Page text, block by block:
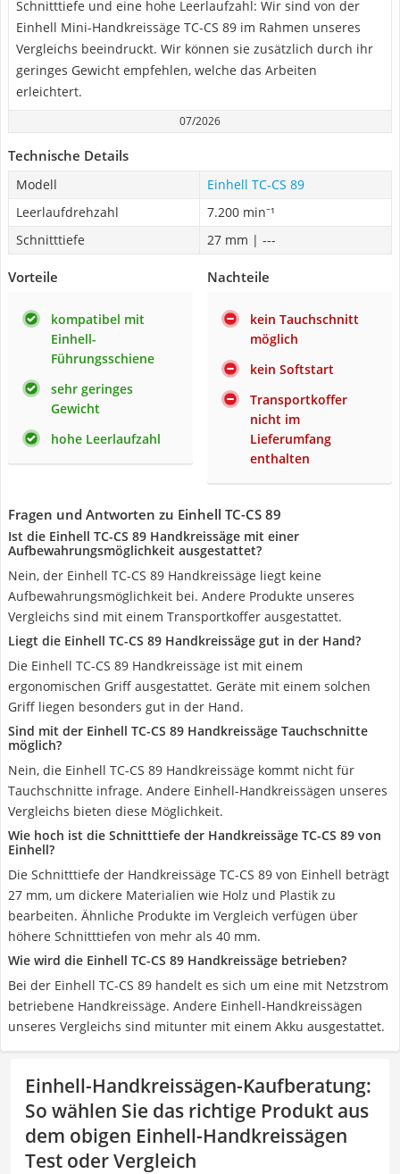
Schnitttiefe und eine hohe Leerlaufzahl: Wir sind von der
Einhell Mini-Handkreissäge TC-CS 89 im Rahmen unseres
Vergleichs beeindruckt. Wir können sie zusätzlich durch ihr
geringes Gewicht empfehlen, welche das Arbeiten
erleichtert.
07/2026
Technische Details
Modell
Einhell TC-CS 89
Leerlaufdrehzahl
7.200 min⁻¹
Schnitttiefe
27 mm | ---
Vorteile
kompatibel mit
Einhell-
Führungsschiene
sehr geringes
Gewicht
hohe Leerlaufzahl
Nachteile
kein Tauchschnitt
möglich
kein Softstart
Transportkoffer
nicht im
Lieferumfang
enthalten
Fragen und Antworten zu Einhell TC-CS 89
Ist die Einhell TC-CS 89 Handkreissäge mit einer
Aufbewahrungsmöglichkeit ausgestattet?
Nein, der Einhell TC-CS 89 Handkreissäge liegt keine
Aufbewahrungsmöglichkeit bei. Andere Produkte unseres
Vergleichs sind mit einem Transportkoffer ausgestattet.
Liegt die Einhell TC-CS 89 Handkreissäge gut in der Hand?
Die Einhell TC-CS 89 Handkreissäge ist mit einem
ergonomischen Griff ausgestattet. Geräte mit einem solchen
Griff liegen besonders gut in der Hand.
Sind mit der Einhell TC-CS 89 Handkreissäge Tauchschnitte
möglich?
Nein, die Einhell TC-CS 89 Handkreissäge kommt nicht für
Tauchschnitte infrage. Andere Einhell-Handkreissägen unseres
Vergleichs bieten diese Möglichkeit.
Wie hoch ist die Schnitttiefe der Handkreissäge TC-CS 89 von
Einhell?
Die Schnitttiefe der Handkreissäge TC-CS 89 von Einhell beträgt
27 mm, um dickere Materialien wie Holz und Plastik zu
bearbeiten. Ähnliche Produkte im Vergleich verfügen über
höhere Schnitttiefen von mehr als 40 mm.
Wie wird die Einhell TC-CS 89 Handkreissäge betrieben?
Bei der Einhell TC-CS 89 handelt es sich um eine mit Netzstrom
betriebene Handkreissäge. Andere Einhell-Handkreissägen
unseres Vergleichs sind mitunter mit einem Akku ausgestattet.
Einhell-Handkreissägen-Kaufberatung:
So wählen Sie das richtige Produkt aus
dem obigen Einhell-Handkreissägen
Test oder Vergleich